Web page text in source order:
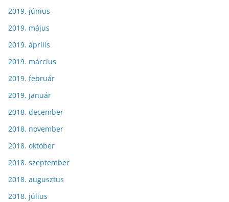
2019. június
2019. május
2019. április
2019. március
2019. február
2019. január
2018. december
2018. november
2018. október
2018. szeptember
2018. augusztus
2018. július